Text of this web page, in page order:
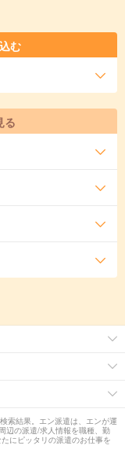
む
る
索結果。エン派遣は、エンが運
辺の派遣/求人情報を職種、勤
にピッタリの派遣のお仕事を